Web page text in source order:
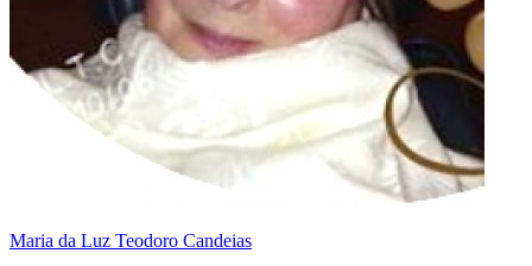
Maria da Luz Teodoro Candeias